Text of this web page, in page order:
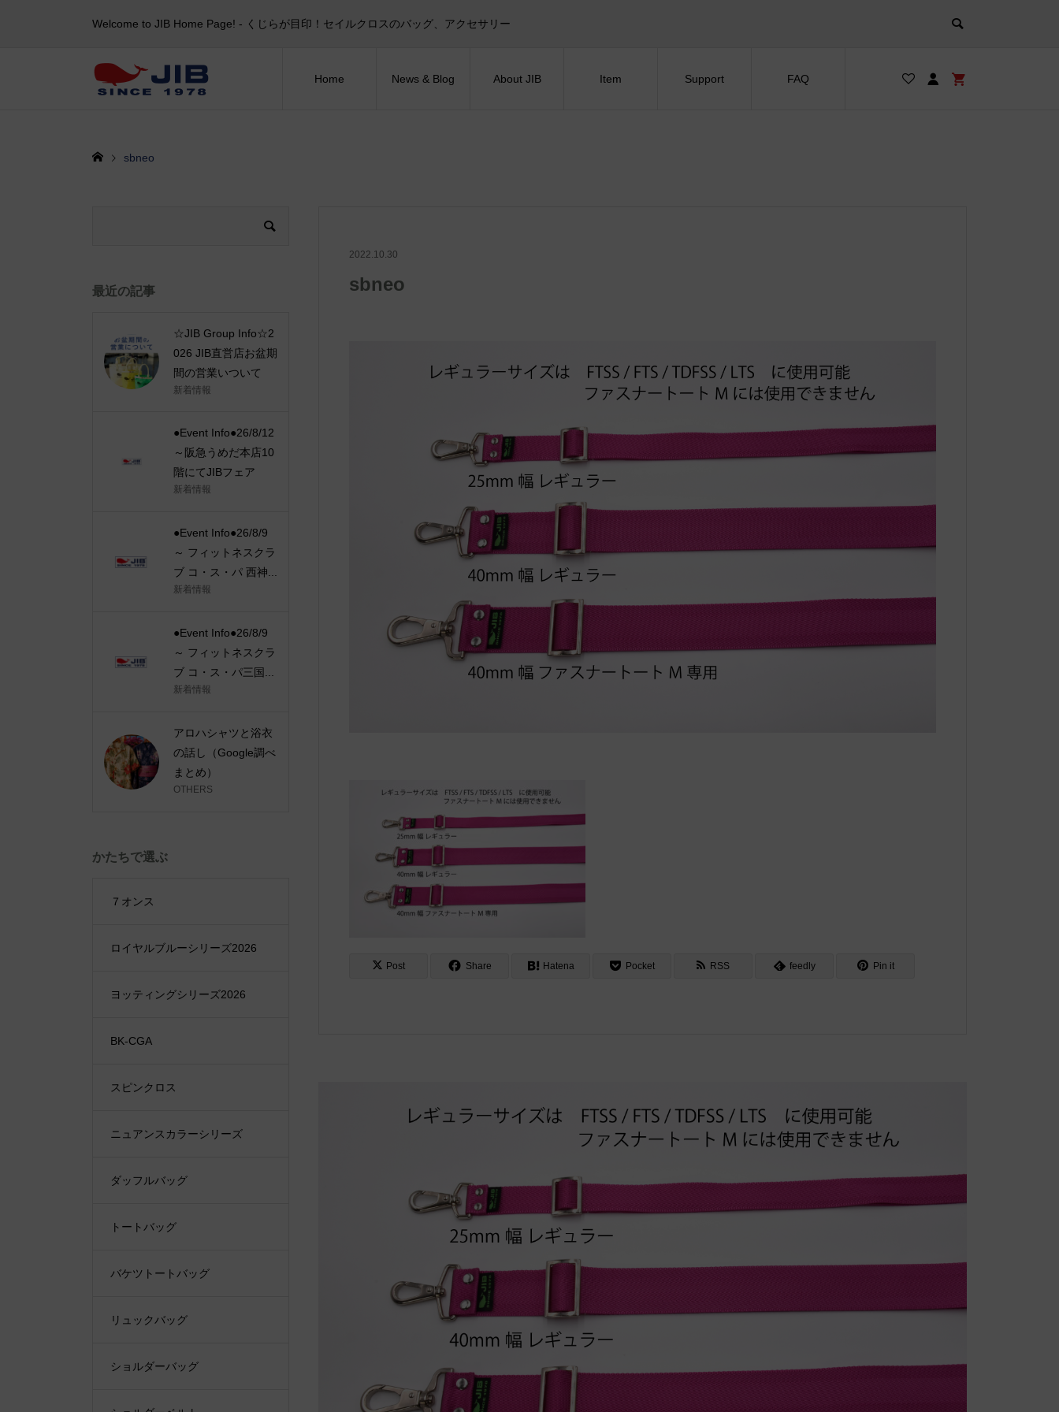
Welcome to JIB Home Page! ‐ くじらが目印！セイルクロスのバッグ、アクセサリー
Home News & Blog About JIB Item Support FAQ
sbneo
2022.10.30
sbneo
Post Share Hatena Pocket RSS feedly Pin it
最近の記事
☆JIB Group Info☆2
026 JIB直営店お盆期
間の営業いついて
新着情報
●Event Info●26/8/12
～阪急うめだ本店10
階にてJIBフェア
新着情報
●Event Info●26/8/9
～ フィットネスクラ
ブ コ・ス・パ 西神...
新着情報
●Event Info●26/8/9
～ フィットネスクラ
ブ コ・ス・パ三国...
新着情報
アロハシャツと浴衣
の話し（Google調べ
まとめ）
OTHERS
かたちで選ぶ
７オンス
ロイヤルブルーシリーズ2026
ヨッティングシリーズ2026
BK-CGA
スピンクロス
ニュアンスカラーシリーズ
ダッフルバッグ
トートバッグ
バケツトートバッグ
リュックバッグ
ショルダーバッグ